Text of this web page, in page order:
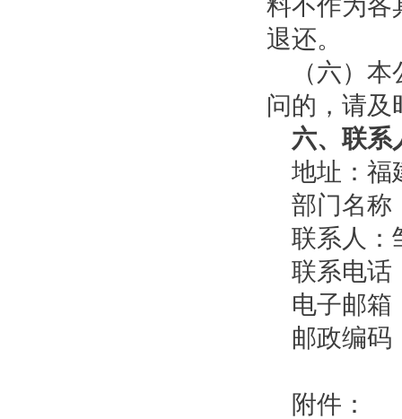
料不作为各
退还。
（六）本
问的，请及
六、联系
地址：福
部门名称
联系人：
联系电话
电子邮箱
邮政编码
附件：